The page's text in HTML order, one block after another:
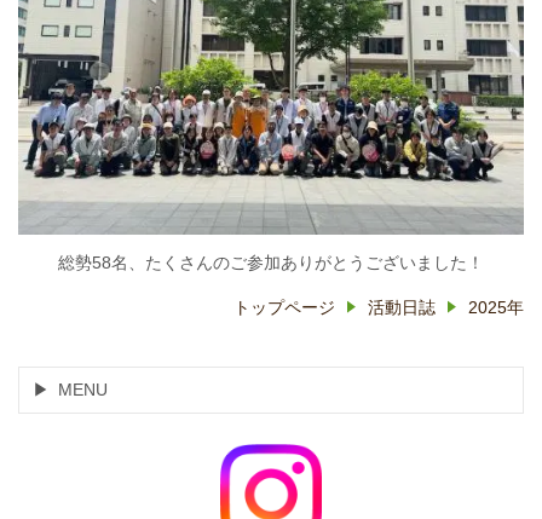
総勢58名、たくさんのご参加ありがとうございました！
トップページ 活動日誌 2025年
MENU